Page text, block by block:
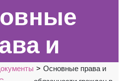
и
Основные права и